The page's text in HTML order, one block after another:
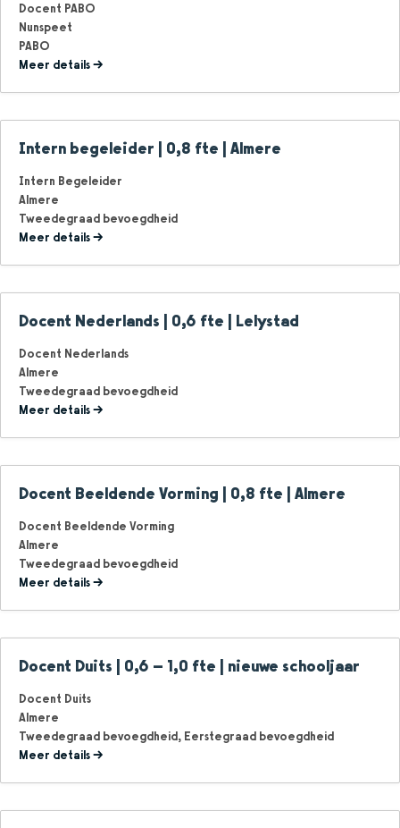
Docent PABO
Nunspeet
PABO
Meer details
Intern begeleider | 0,8 fte | Almere
Intern Begeleider
Almere
Tweedegraad bevoegdheid
Meer details
Docent Nederlands | 0,6 fte | Lelystad
Docent Nederlands
Almere
Tweedegraad bevoegdheid
Meer details
Docent Beeldende Vorming | 0,8 fte | Almere
Docent Beeldende Vorming
Almere
Tweedegraad bevoegdheid
Meer details
Docent Duits | 0,6 – 1,0 fte | nieuwe schooljaar
Docent Duits
Almere
Tweedegraad bevoegdheid Eerstegraad bevoegdheid
Meer details